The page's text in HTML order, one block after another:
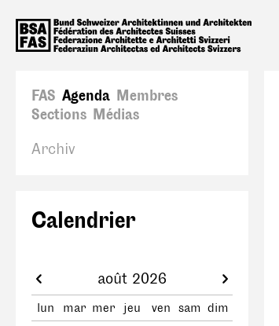
FAS Agenda Membres
Sections Médias
Archiv
Calendrier
août 2026
lun mar mer jeu ven sam dim